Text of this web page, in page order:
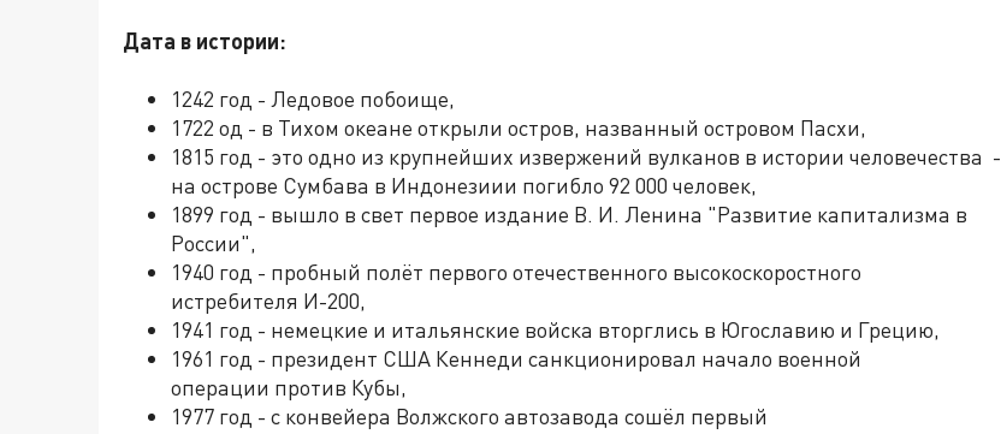
Дата в истории:
1242 год - Ледовое побоище,
1722 од - в Тихом океане открыли остров, названный островом Пасхи,
1815 год - это одно из крупнейших извержений вулканов в истории человечества -
на острове Сумбава в Индонезиии погибло 92 000 человек,
1899 год - вышло в свет первое издание В. И. Ленина "Развитие капитализма в
России",
1940 год - пробный полёт первого отечественного высокоскоростного
истребителя И-200,
1941 год - немецкие и итальянские войска вторглись в Югославию и Грецию,
1961 год - президент США Кеннеди санкционировал начало военной
операции против Кубы,
1977 год - с конвейера Волжского автозавода сошёл первый